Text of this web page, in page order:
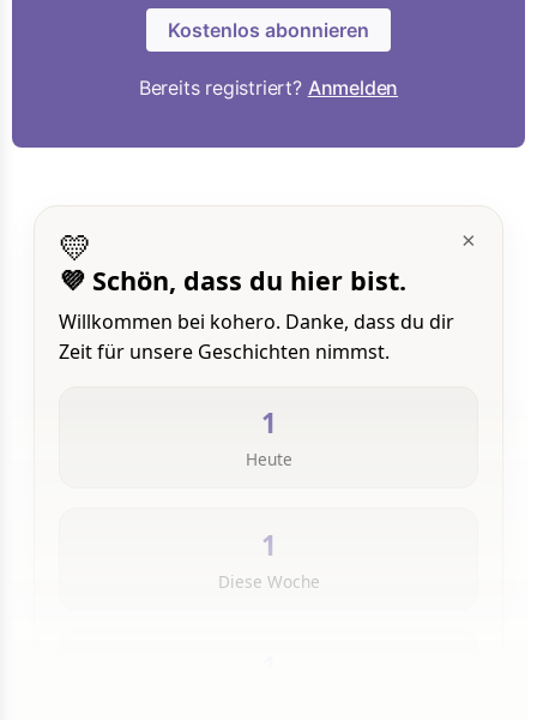
Kostenlos abonnieren
Bereits registriert? Anmelden
×
💛
💜 Schön, dass du hier bist.
Willkommen bei kohero. Danke, dass du dir
Zeit für unsere Geschichten nimmst.
1
Heute
1
Diese Woche